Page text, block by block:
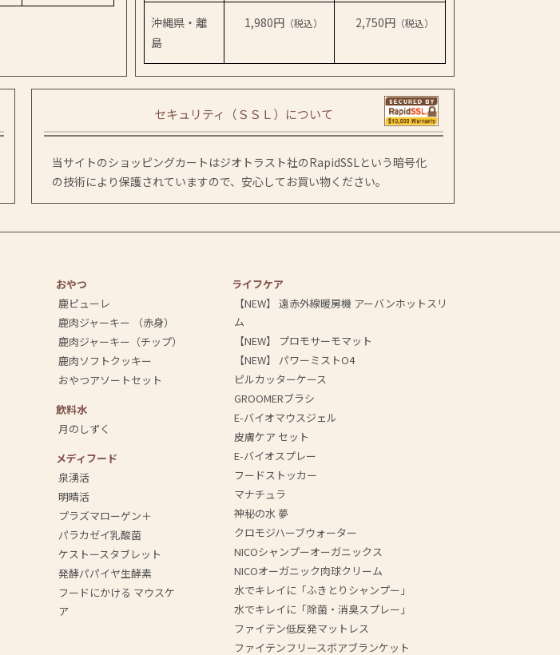
沖縄県・離
島
1,980円 （税込） 2,750円 （税込）
セキュリティ（ＳＳＬ）について
当サイトのショッピングカートはジオトラスト社のRapidSSLという暗号化
の技術により保護されていますので、安心してお買い物ください。
おやつ
鹿ピューレ
鹿肉ジャーキー （赤身）
鹿肉ジャーキー（チップ）
鹿肉ソフトクッキー
おやつアソートセット
飲料⽔
月のしずく
メディフード
泉湧活
明晴活
プラズマローゲン＋
パラカゼイ乳酸菌
ケストースタブレット
発酵パパイヤ生酵素
フードにかける マウスケ
ア
ライフケア
【NEW】 遠赤外線暖房機 アーバンホットスリ
ム
【NEW】 プロモサーモマット
【NEW】 パワーミストO4
ピルカッターケース
GROOMERブラシ
E-バイオマウスジェル
皮膚ケア セット
E-バイオスプレー
フードストッカー
マナチュラ
神秘の水 夢
クロモジハーブウォーター
NICOシャンプーオーガニックス
NICOオーガニック肉球クリーム
水でキレイに「ふきとりシャンプー」
水でキレイに「除菌・消臭スプレー」
ファイテン低反発マットレス
ファイテンフリースボアブランケット